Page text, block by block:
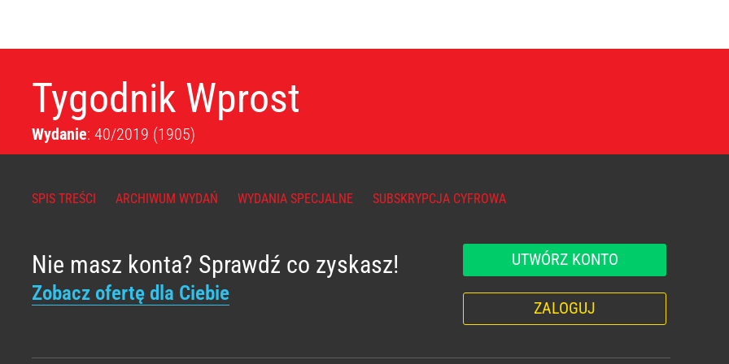
Tygodnik Wprost
Wydanie: 40/2019 (1905)
SPIS TREŚCI ARCHIWUM WYDAŃ WYDANIA SPECJALNE SUBSKRYPCJA CYFROWA
Nie masz konta? Sprawdź co zyskasz!
Zobacz ofertę dla Ciebie
UTWÓRZ KONTO
ZALOGUJ